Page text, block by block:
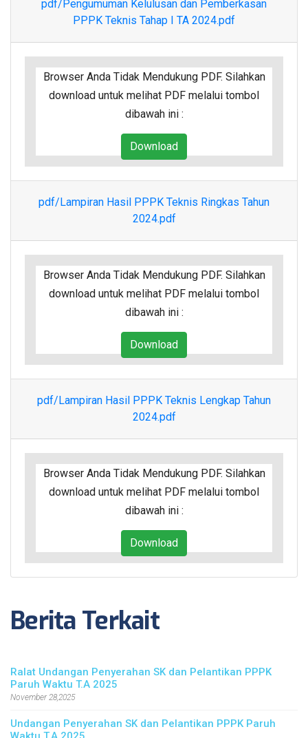
pdf/Pengumuman Kelulusan dan Pemberkasan
PPPK Teknis Tahap I TA 2024.pdf
Browser Anda Tidak Mendukung PDF. Silahkan
download untuk melihat PDF melalui tombol
dibawah ini :
Download
pdf/Lampiran Hasil PPPK Teknis Ringkas Tahun
2024.pdf
Browser Anda Tidak Mendukung PDF. Silahkan
download untuk melihat PDF melalui tombol
dibawah ini :
Download
pdf/Lampiran Hasil PPPK Teknis Lengkap Tahun
2024.pdf
Browser Anda Tidak Mendukung PDF. Silahkan
download untuk melihat PDF melalui tombol
dibawah ini :
Download
Berita Terkait
Ralat Undangan Penyerahan SK dan Pelantikan PPPK
Paruh Waktu T.A 2025
November 28,2025
Undangan Penyerahan SK dan Pelantikan PPPK Paruh